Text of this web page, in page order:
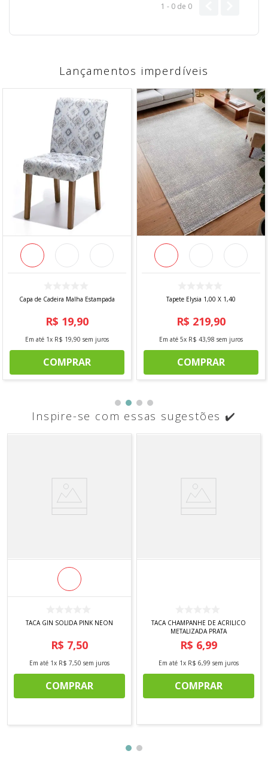
1 - 0 de 0
Lançamentos imperdíveis
Capa de Cadeira Malha Estampada
R$ 19,90
Em até 1x R$ 19,90 sem juros
COMPRAR
Tapete Elysia 1,00 X 1,40
R$ 219,90
Em até 5x R$ 43,98 sem juros
COMPRAR
Inspire-se com essas sugestões ✔️
TACA GIN SOLIDA PINK NEON
R$ 7,50
Em até 1x R$ 7,50 sem juros
COMPRAR
TACA CHAMPANHE DE ACRILICO
METALIZADA PRATA
R$ 6,99
Em até 1x R$ 6,99 sem juros
COMPRAR